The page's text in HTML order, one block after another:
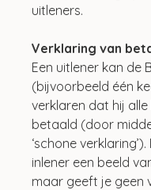
uitleners.
Verklaring van
Een uitlener kan de
(bijvoorbeeld één
verklaren dat hij
betaald (door
‘schone
inlener een beeld
maar geeft je geen